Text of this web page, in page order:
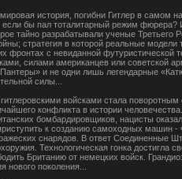
история, погибни Гитлер в самом
бы пал тоталитарный режим фюрера?
тайно разрабатывали ученые Третьего
стратегия в которой реальные модели
фронтах с невиданной футуристической
силами американцев или советской
и не одни лишь легендарные
силы...
войсками стала
конфликта в истории
бомбардировщиков, нацисты
к созданию самоходных машин -
снарядов. В ответ Соединенные
Технологическая гонка достигла
Британию от немецких войск.
нового поколения...